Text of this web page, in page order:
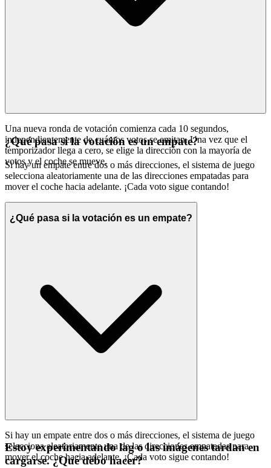
Una nueva ronda de votación comienza cada 10 segundos,
independientemente de cuántos votos se emitan. Una vez que el
temporizador llega a cero, se elige la dirección con la mayoría de
votos y el coche se mueve.
¿Qué pasa si la votación es un empate?
Si hay un empate entre dos o más direcciones, el sistema de juego
selecciona aleatoriamente una de las direcciones empatadas para
mover el coche hacia adelante. ¡Cada voto sigue contando!
¿Qué pasa si la votación es un empate?
Si hay un empate entre dos o más direcciones, el sistema de juego
selecciona aleatoriamente una de las direcciones empatadas para
mover el coche hacia adelante. ¡Cada voto sigue contando!
Estoy experimentando lag o las imágenes tardan en
cargarse. ¿Qué debo hacer?